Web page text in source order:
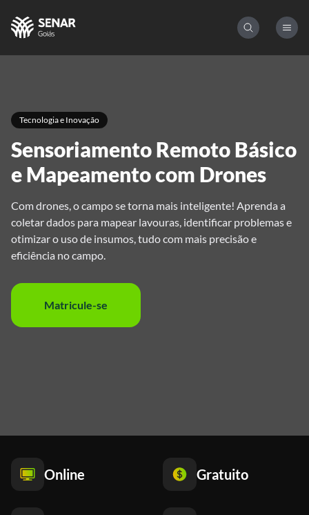
Tecnologia e Inovação
Sensoriamento Remoto Básico
e Mapeamento com Drones
Com drones, o campo se torna mais inteligente! Aprenda a
coletar dados para mapear lavouras, identificar problemas e
otimizar o uso de insumos, tudo com mais precisão e
eficiência no campo.
Matricule-se
Online Gratuito